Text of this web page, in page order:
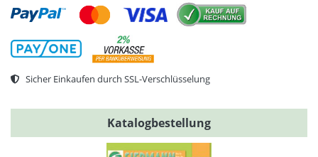
Sicher Einkaufen durch SSL-Verschlüsselung
Katalogbestellung